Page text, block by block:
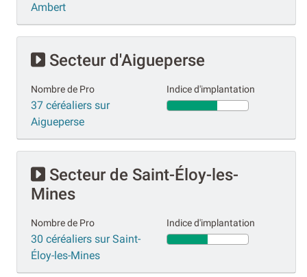
Ambert
Secteur d'Aigueperse
Nombre de Pro
37 céréaliers sur
Aigueperse
Indice d'implantation
Secteur de Saint-Éloy-les-
Mines
Nombre de Pro
30 céréaliers sur Saint-
Éloy-les-Mines
Indice d'implantation